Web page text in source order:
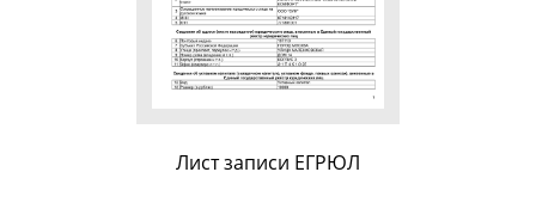
Лист записи ЕГРЮЛ